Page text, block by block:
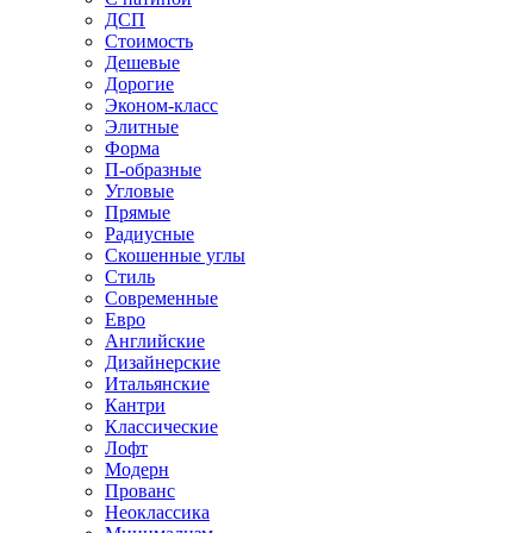
ДСП
Стоимость
Дешевые
Дорогие
Эконом-класс
Элитные
Форма
П-образные
Угловые
Прямые
Радиусные
Скошенные углы
Стиль
Современные
Евро
Английские
Дизайнерские
Итальянские
Кантри
Классические
Лофт
Модерн
Прованс
Неоклассика